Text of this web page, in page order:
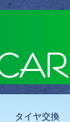
タイヤ交換